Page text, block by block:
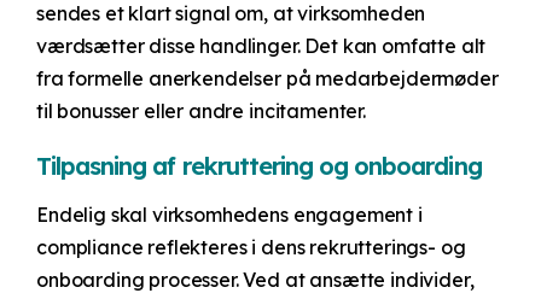
sendes et klart signal om, at virksomheden
værdsætter disse handlinger. Det kan omfatte alt
fra formelle anerkendelser på medarbejdermøder
til bonusser eller andre incitamenter.
Tilpasning af rekruttering og onboarding
Endelig skal virksomhedens engagement i
compliance reflekteres i dens rekrutterings- og
onboarding processer. Ved at ansætte individer,